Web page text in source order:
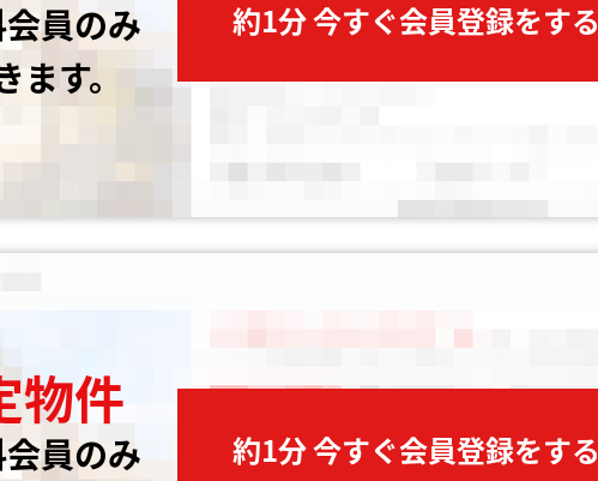
員のみ
す。
約1分 今すぐ会員登録をする
物件
員のみ
約1分 今すぐ会員登録をする